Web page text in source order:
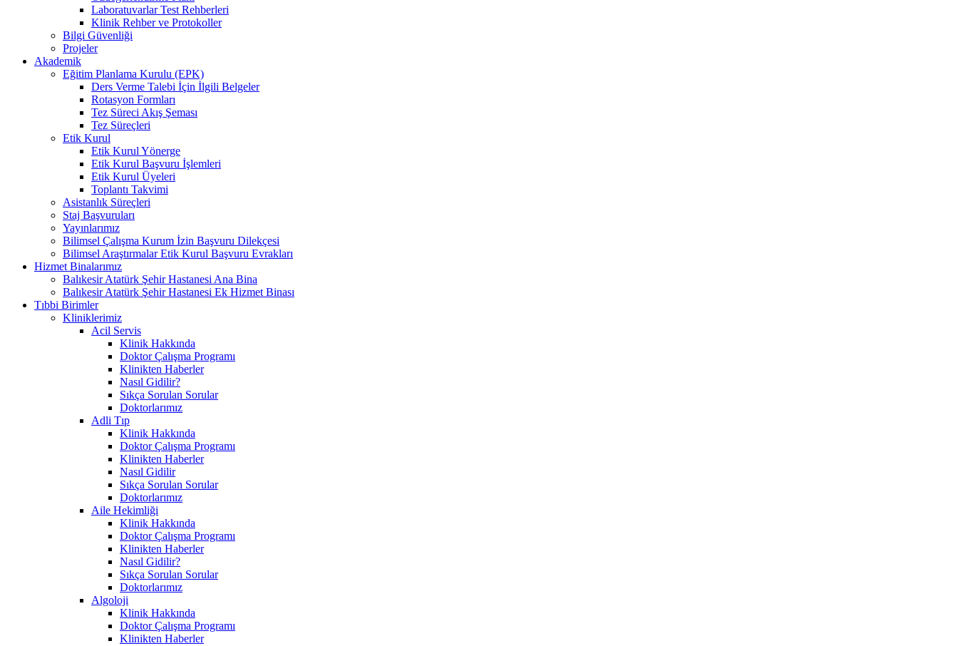
Laboratuvarlar Test Rehberleri
Klinik Rehber ve Protokoller
Bilgi Güvenliği
Projeler
Akademik
Eğitim Planlama Kurulu (EPK)
Ders Verme Talebi İçin İlgili Belgeler
Rotasyon Formları
Tez Süreci Akış Şeması
Tez Süreçleri
Etik Kurul
Etik Kurul Yönerge
Etik Kurul Başvuru İşlemleri
Etik Kurul Üyeleri
Toplantı Takvimi
Asistanlık Süreçleri
Staj Başvuruları
Yayınlarımız
Bilimsel Çalışma Kurum İzin Başvuru Dilekçesi
Bilimsel Araştırmalar Etik Kurul Başvuru Evrakları
Hizmet Binalarımız
Balıkesir Atatürk Şehir Hastanesi Ana Bina
Balıkesir Atatürk Şehir Hastanesi Ek Hizmet Binası
Tıbbi Birimler
Kliniklerimiz
Acil Servis
Klinik Hakkında
Doktor Çalışma Programı
Klinikten Haberler
Nasıl Gidilir?
Sıkça Sorulan Sorular
Doktorlarımız
Adli Tıp
Klinik Hakkında
Doktor Çalışma Programı
Klinikten Haberler
Nasıl Gidilir
Sıkça Sorulan Sorular
Doktorlarımız
Aile Hekimliği
Klinik Hakkında
Doktor Çalışma Programı
Klinikten Haberler
Nasıl Gidilir?
Sıkça Sorulan Sorular
Doktorlarımız
Algoloji
Klinik Hakkında
Doktor Çalışma Programı
Klinikten Haberler